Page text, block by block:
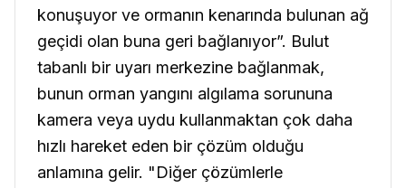
konuşuyor ve ormanın kenarında bulunan ağ
geçidi olan buna geri bağlanıyor”. Bulut
tabanlı bir uyarı merkezine bağlanmak,
bunun orman yangını algılama sorununa
kamera veya uydu kullanmaktan çok daha
hızlı hareket eden bir çözüm olduğu
anlamına gelir. "Diğer çözümlerle